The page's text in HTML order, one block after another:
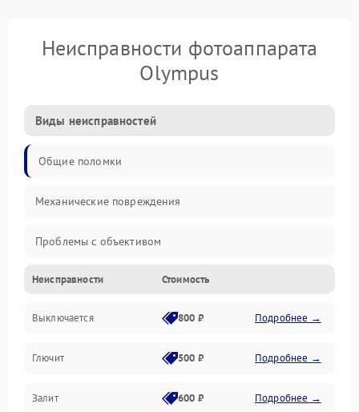
Неисправности фотоаппарата
Olympus
Виды неисправностей
Общие поломки
Механические повреждения
Проблемы с объективом
Электронные ошибки
Механические проблемы
Матрица и оптика
Питание и питание цепей
Неисправности Стоимость
Выключается 800 ₽ Подробнее →
Глючит 500 ₽ Подробнее →
Залит 600 ₽ Подробнее →